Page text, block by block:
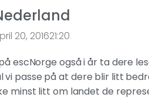
20, 201621:20
escNorge også i år ta dere
vi passe på at dere blir litt
minst litt om landet de